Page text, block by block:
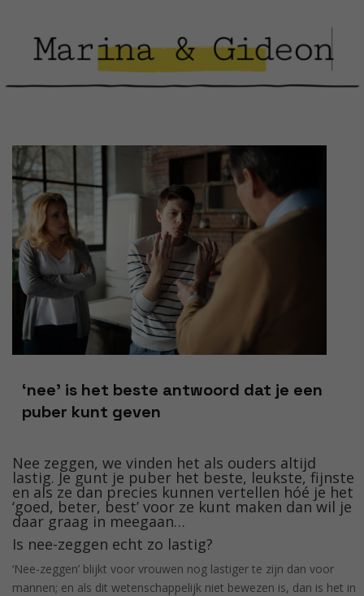
‘nee’ is het beste antwoord dat je een
puber kunt geven
Nee zeggen, we vinden het als ouders altijd
lastig. Je gunt je puber het beste, leukste, fijnste
en als ze dan precies kunnen vertellen hóé je het
‘goed, beter, best’ voor ze kunt maken dan wil je
daar graag in meegaan…
Is nee-zeggen echt zo lastig?
‘Nee-zeggen’ blijkt voor vrouwen nog lastiger te zijn dan voor
mannen; en als dit wetenschappelijk niet bewezen is, dan is het in